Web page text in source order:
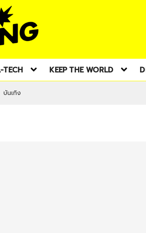
TECH KEEP THE WORLD
บันเทิง